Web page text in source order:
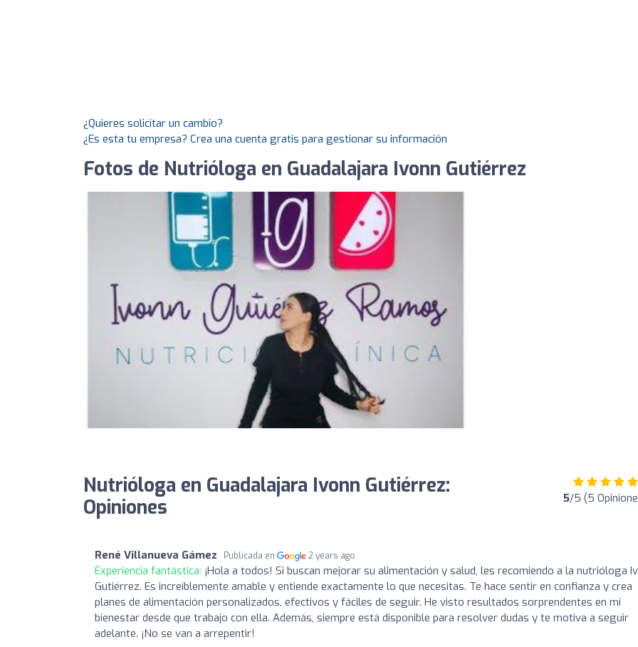
¿Quieres solicitar un cambio?
¿Es esta tu empresa? Crea una cuenta gratis para gestionar su información
Fotos de Nutrióloga en Guadalajara Ivonn Gutiérrez
Nutrióloga en Guadalajara Ivonn Gutiérrez:
Opiniones
5/5 (5
René Villanueva Gámez Publicada en 2 years ago
Experiencia fantástica: ¡Hola a todos! Si buscan mejorar su alimentación y salud, les recomiendo a la nutrióloga
Gutiérrez. Es increíblemente amable y entiende exactamente lo que necesitas. Te hace sentir en confianza y crea
planes de alimentación personalizados, efectivos y fáciles de seguir. He visto resultados sorprendentes en mi
bienestar desde que trabajo con ella. Además, siempre está disponible para resolver dudas y te motiva a seguir
adelante. ¡No se van a arrepentir!